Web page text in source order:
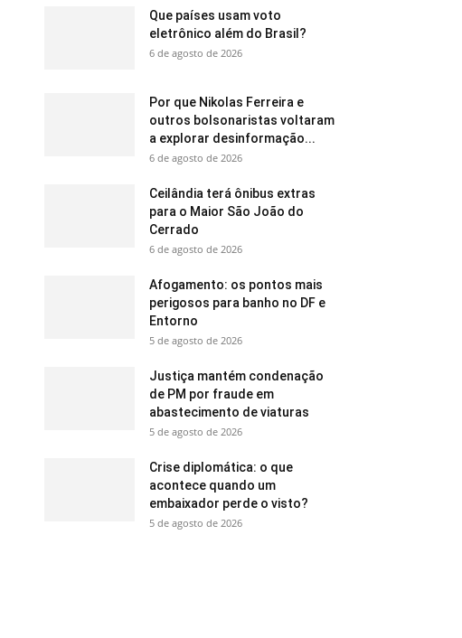
Que países usam voto
eletrônico além do Brasil?
6 de agosto de 2026
Por que Nikolas Ferreira e
outros bolsonaristas voltaram
a explorar desinformação...
6 de agosto de 2026
Ceilândia terá ônibus extras
para o Maior São João do
Cerrado
6 de agosto de 2026
Afogamento: os pontos mais
perigosos para banho no DF e
Entorno
5 de agosto de 2026
Justiça mantém condenação
de PM por fraude em
abastecimento de viaturas
5 de agosto de 2026
Crise diplomática: o que
acontece quando um
embaixador perde o visto?
5 de agosto de 2026